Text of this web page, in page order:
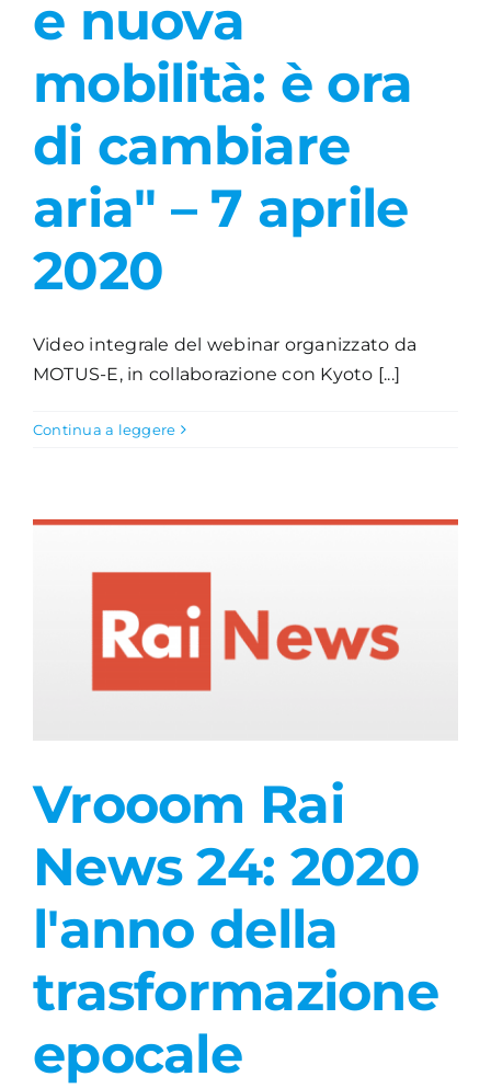
Academy
e nuova
mobilità: è ora
di cambiare
aria" – 7 aprile
2020
Video integrale del webinar organizzato da
MOTUS-E, in collaborazione con Kyoto [...]
Continua a leggere
Vrooom Rai
News 24: 2020
l'anno della
trasformazione
epocale